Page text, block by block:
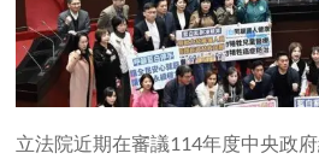
立法院近期在審議114年度中央政